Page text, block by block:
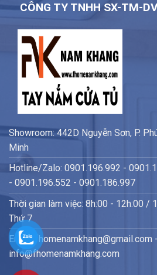
CÔNG TY TNHH SX-TM-
Showroom: 442D Nguyễn Sơn, P.
Minh
Hotline/Zalo: 0901.196.992 -
- 0901.196.552 - 0901.186.997
Thời gian làm việc: 8h:00 - 12h:00 /
Thứ 7
Email: fhomenamkhang@gmail.com -
info@fhomenamkhang.com